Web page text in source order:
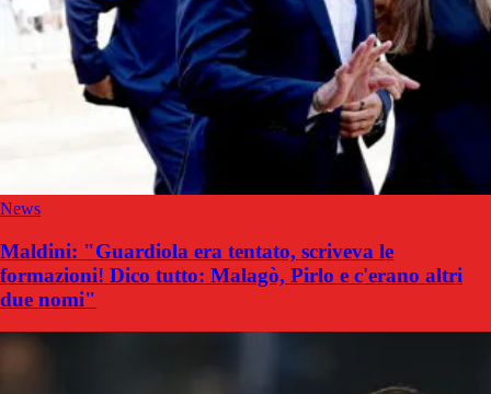
News
Maldini: "Guardiola era tentato, scriveva le
formazioni! Dico tutto: Malagò, Pirlo e c'erano altri
due nomi"